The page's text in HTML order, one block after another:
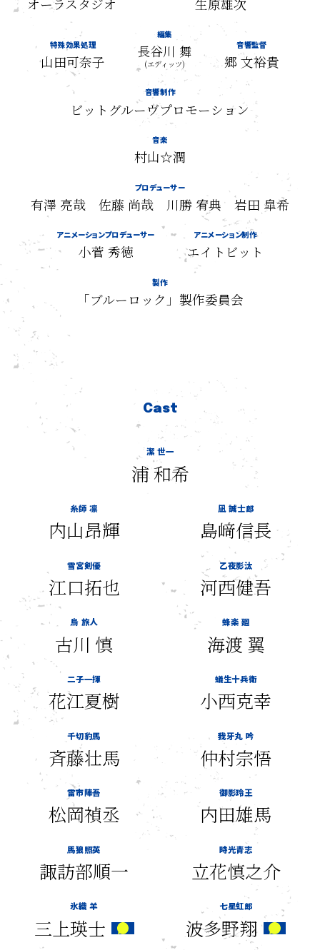
オーラスタジオ 生原雄次
特殊効果処理
山田可奈子
編集
長谷川 舞
(エディッツ)
音響監督
郷 文裕貴
音響制作
ビットグルーヴプロモーション
音楽
村山☆潤
プロデューサー
有澤 亮哉 佐藤 尚哉 川勝 宥典 岩田 皐希
アニメーションプロデューサー
小菅 秀徳
アニメーション制作
エイトビット
製作
「ブルーロック」製作委員会
Cast
潔 世一
浦 和希
糸師 凛
内山昂輝
凪 誠士郎
島﨑信長
雪宮剣優
江口拓也
乙夜影汰
河西健吾
烏 旅人
古川 慎
蜂楽 廻
海渡 翼
二子一揮
花江夏樹
蟻生十兵衛
小西克幸
千切豹馬
斉藤壮馬
我牙丸 吟
仲村宗悟
雷市陣吾
松岡禎丞
御影玲王
内田雄馬
馬狼照英
諏訪部順一
時光青志
立花慎之介
氷織 羊
三上瑛士
七星虹郎
波多野翔